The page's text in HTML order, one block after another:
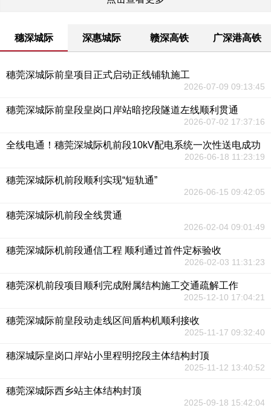
穗深城际 深惠城际 赣深高铁 广深港高铁
穗莞深城际前皇项目正式启动正线铺轨施工
2026-07-09 09:13:45
穗莞深城际前皇段皇岗口岸站暗挖段隧道左线顺利贯通
2026-07-02 17:37:16
全线电通！穗莞深城际机前段10kV配电系统一次性送电成功
2026-06-18 11:23:19
穗莞深城际机前段顺利实现“短轨通”
2026-06-15 09:42:05
穗莞深城际机前段全线贯通
2026-02-04 09:01:49
穗莞深城际机前段通信工程 顺利通过首件定标验收
2026-02-03 11:31:23
穗莞深机前段项目顺利完成附属结构施工交通疏解工作
2025-12-10 17:04:21
穗莞深城际前皇段动走线区间盾构机顺利接收
2025-11-17 09:32:40
穗深城际皇岗口岸站小里程明挖段主体结构封顶
2025-11-12 13:40:52
穗莞深城际西乡站主体结构封顶
2025-09-18 15:42:04